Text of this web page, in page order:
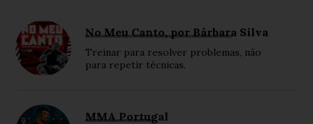
No Meu Canto, por Bárbara Silva
Treinar para resolver problemas, não
para repetir técnicas.
MMA Portugal